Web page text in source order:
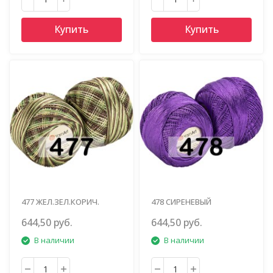
Купить Купить
477 ЖЕЛ.ЗЕЛ.КОРИЧ.
644,50 руб.
В наличии
478 СИРЕНЕВЫЙ
644,50 руб.
В наличии